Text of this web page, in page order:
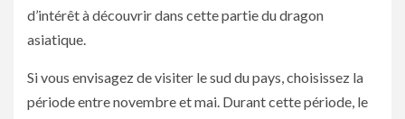
d’intérêt à découvrir dans cette partie du dragon
asiatique.
Si vous envisagez de visiter le sud du pays, choisissez la
période entre novembre et mai. Durant cette période, le